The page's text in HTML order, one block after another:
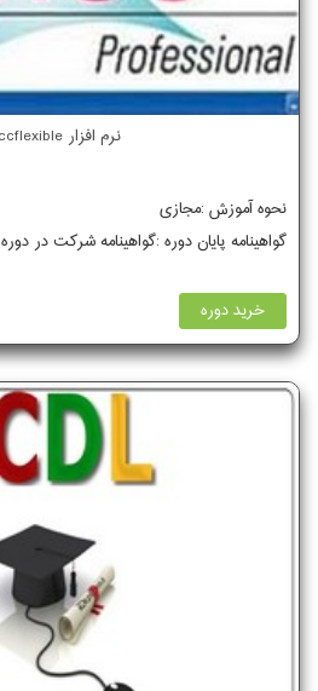
نرم افزار winccflexible
نحوه آموزش :مجازی
گواهینامه پایان دوره :گواهینامه شرکت در دوره
خرید دوره